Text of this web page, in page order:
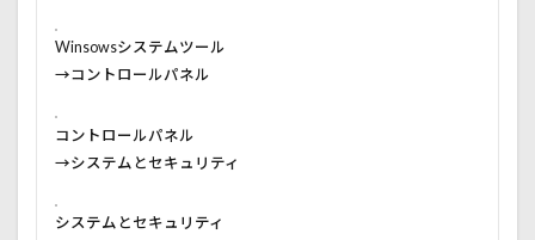
Winsowsシステムツール
→コントロールパネル
コントロールパネル
→システムとセキュリティ
システムとセキュリティ